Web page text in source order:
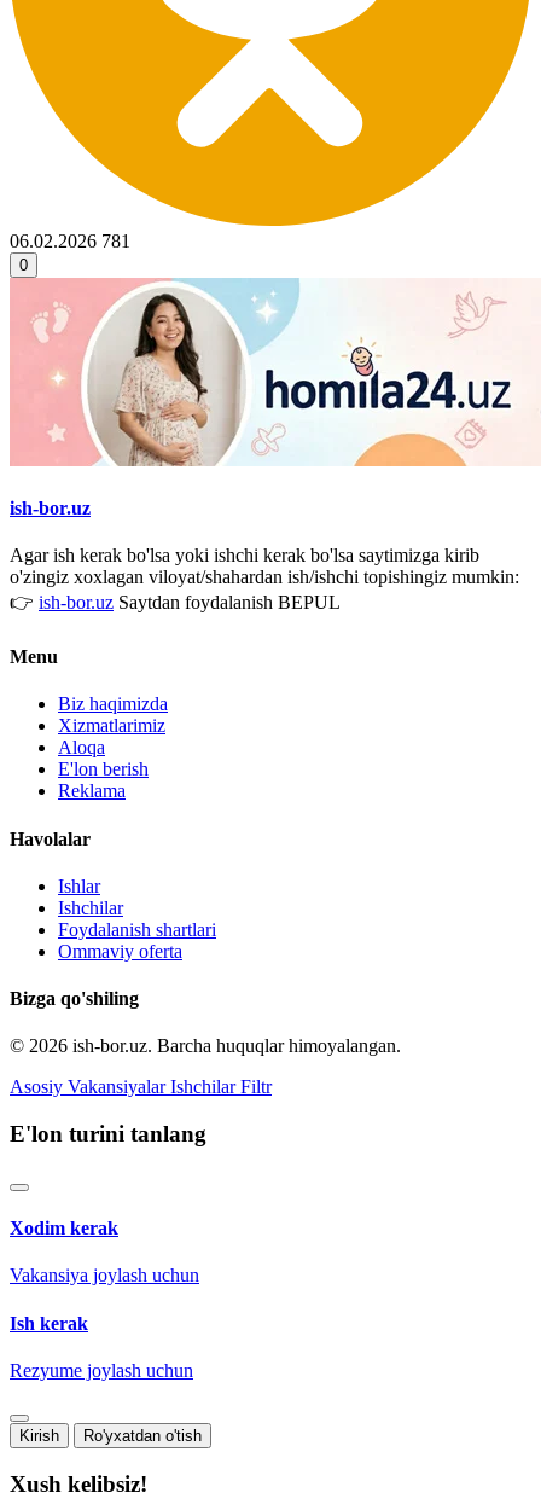
06.02.2026 781
0
ish-bor.uz
Agar ish kerak bo'lsa yoki ishchi kerak bo'lsa saytimizga kirib
o'zingiz xoxlagan viloyat/shahardan ish/ishchi topishingiz mumkin:
👉 ish-bor.uz Saytdan foydalanish BEPUL
Menu
Biz haqimizda
Xizmatlarimiz
Aloqa
E'lon berish
Reklama
Havolalar
Ishlar
Ishchilar
Foydalanish shartlari
Ommaviy oferta
Bizga qo'shiling
© 2026 ish-bor.uz. Barcha huquqlar himoyalangan.
Asosiy Vakansiyalar Ishchilar Filtr
E'lon turini tanlang
Xodim kerak
Vakansiya joylash uchun
Ish kerak
Rezyume joylash uchun
Kirish Ro'yxatdan o'tish
Xush kelibsiz!